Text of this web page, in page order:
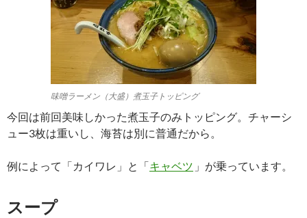
味噌ラーメン（大盛）煮玉子トッピング
今回は前回美味しかった煮玉子のみトッピング。チャーシ
ュー3枚は重いし、海苔は別に普通だから。
例によって「カイワレ」と「キャベツ 」が乗っています。
スープ